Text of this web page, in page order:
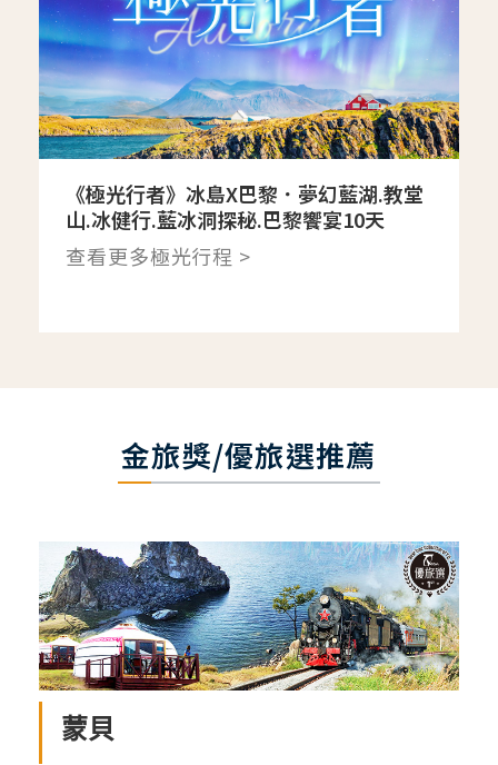
《極光行者》冰島X巴黎．夢幻藍湖.教堂
山.冰健行.藍冰洞探秘.巴黎饗宴10天
查看更多極光行程 >
金旅獎/優旅選推薦
蒙貝